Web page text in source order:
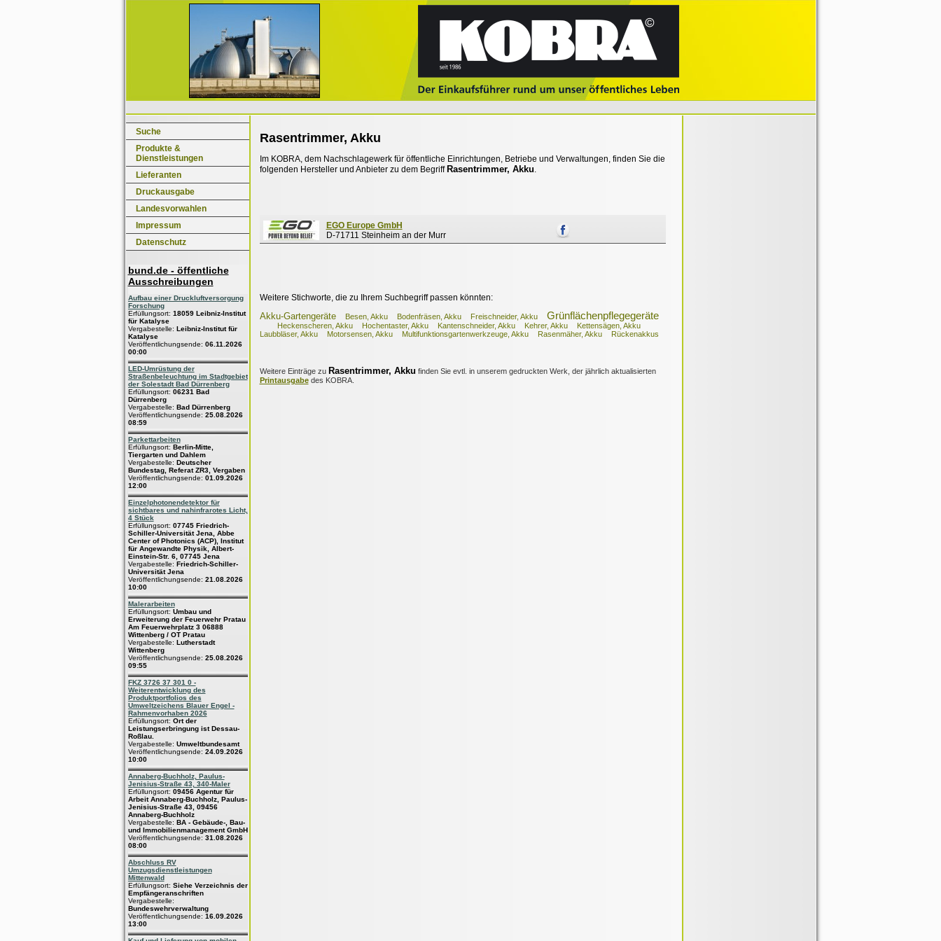
Suche
Produkte &
Dienstleistungen
Lieferanten
Druckausgabe
Landesvorwahlen
Impressum
Datenschutz
bund.de - öffentliche
Ausschreibungen
Aufbau einer Druckluftversorgung
Forschung
Erfüllungsort: 18059 Leibniz-Institut
für Katalyse
Vergabestelle: Leibniz-Institut für
Katalyse
Veröffentlichungsende: 06.11.2026
00:00
LED-Umrüstung der
Straßenbeleuchtung im Stadtgebiet
der Solestadt Bad Dürrenberg
Erfüllungsort: 06231 Bad
Dürrenberg
Vergabestelle: Bad Dürrenberg
Veröffentlichungsende: 25.08.2026
08:59
Parkettarbeiten
Erfüllungsort: Berlin-Mitte,
Tiergarten und Dahlem
Vergabestelle: Deutscher
Bundestag, Referat ZR3, Vergaben
Veröffentlichungsende: 01.09.2026
12:00
Einzelphotonendetektor für
sichtbares und nahinfrarotes Licht,
4 Stück
Erfüllungsort: 07745 Friedrich-
Schiller-Universität Jena, Abbe
Center of Photonics (ACP), Institut
für Angewandte Physik, Albert-
Einstein-Str. 6, 07745 Jena
Vergabestelle: Friedrich-Schiller-
Universität Jena
Veröffentlichungsende: 21.08.2026
10:00
Malerarbeiten
Erfüllungsort: Umbau und
Erweiterung der Feuerwehr Pratau
Am Feuerwehrplatz 3 06888
Wittenberg / OT Pratau
Vergabestelle: Lutherstadt
Wittenberg
Veröffentlichungsende: 25.08.2026
09:55
FKZ 3726 37 301 0 -
Weiterentwicklung des
Produktportfolios des
Umweltzeichens Blauer Engel -
Rahmenvorhaben 2026
Erfüllungsort: Ort der
Leistungserbringung ist Dessau-
Roßlau.
Vergabestelle: Umweltbundesamt
Veröffentlichungsende: 24.09.2026
10:00
Annaberg-Buchholz, Paulus-
Jenisius-Straße 43, 340-Maler
Erfüllungsort: 09456 Agentur für
Arbeit Annaberg-Buchholz, Paulus-
Jenisius-Straße 43, 09456
Annaberg-Buchholz
Vergabestelle: BA - Gebäude-, Bau-
und Immobilienmanagement GmbH
Veröffentlichungsende: 31.08.2026
08:00
Abschluss RV
Umzugsdienstleistungen
Mittenwald
Erfüllungsort: Siehe Verzeichnis der
Empfängeranschriften
Vergabestelle:
Bundeswehrverwaltung
Veröffentlichungsende: 16.09.2026
13:00
Rasentrimmer, Akku
Im KOBRA, dem Nachschlagewerk für öffentliche Einrichtungen, Betriebe und Verwaltungen, finden Sie die
folgenden Hersteller und Anbieter zu dem Begriff Rasentrimmer, Akku.
EGO Europe GmbH
D-71711 Steinheim an der Murr
Weitere Stichworte, die zu Ihrem Suchbegriff passen könnten:
Akku-Gartengeräte Besen, Akku Bodenfräsen, Akku Freischneider, Akku Grünflächenpflegegeräte
Heckenscheren, Akku Hochentaster, Akku Kantenschneider, Akku Kehrer, Akku
Kettensägen, Akku
Laubbläser, Akku
Motorsensen, Akku Multifunktionsgartenwerkzeuge, Akku Rasenmäher, Akku Rückenakkus
Weitere Einträge zu Rasentrimmer, Akku finden Sie evtl. in unserem gedruckten Werk, der jährlich aktualisierten
Printausgabedes KOBRA.